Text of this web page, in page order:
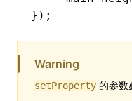
});
Warning
setProperty 的参数